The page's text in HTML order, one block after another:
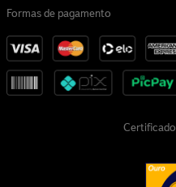
Formas de pagamento